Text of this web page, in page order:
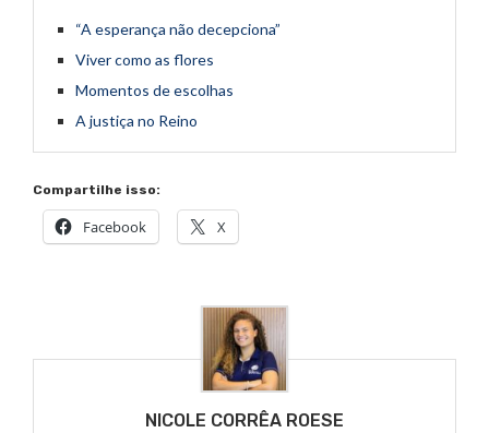
“A esperança não decepciona”
Viver como as flores
Momentos de escolhas
A justiça no Reino
Compartilhe isso:
Facebook X
NICOLE CORRÊA ROESE